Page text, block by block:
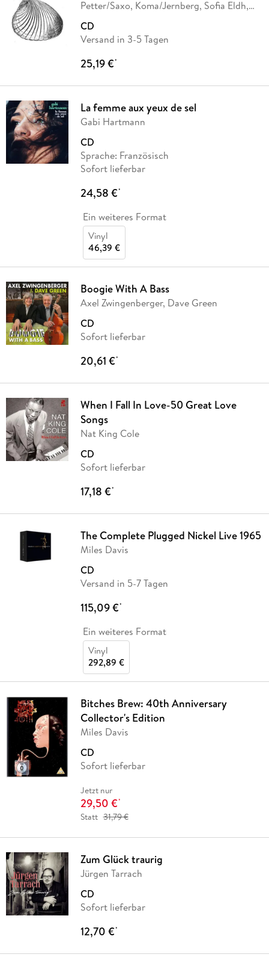
Petter/Saxo, Koma/Jernberg, Sofia Eldh,
CD
Versand in 3-5 Tagen
25,19 €*
La femme aux yeux de sel
Gabi Hartmann
CD
Sprache: Französisch
Sofort lieferbar
24,58 €*
Ein weiteres Format
Vinyl
46,39 €
Boogie With A Bass
Axel Zwingenberger, Dave Green
CD
Sofort lieferbar
20,61 €*
When I Fall In Love-50 Great Love
Songs
Nat King Cole
CD
Sofort lieferbar
17,18 €*
The Complete Plugged Nickel Live 1965
Miles Davis
CD
Versand in 5-7 Tagen
115,09 €*
Ein weiteres Format
Vinyl
292,89 €
Bitches Brew: 40th Anniversary
Collector's Edition
Miles Davis
CD
Sofort lieferbar
Jetzt nur
29,50 €*
Statt 31,79 €
Zum Glück traurig
Jürgen Tarrach
CD
Sofort lieferbar
12,70 €*